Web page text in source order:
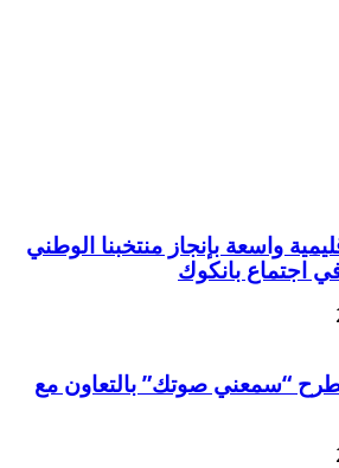
واسعة بإنجاز منتخبنا الوطني
اجتماع بانكوك
“سمعني صوتك” بالتعاون مع